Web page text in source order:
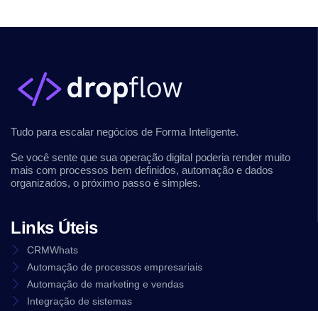
Tudo para escalar negócios de Forma Inteligente.
Se você sente que sua operação digital poderia render muito
mais com processos bem definidos, automação e dados
organizados, o próximo passo é simples.
Links Úteis
CRMWhats
Automação de processos empresariais
Automação de marketing e vendas
Integração de sistemas